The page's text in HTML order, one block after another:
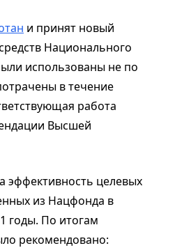
и принят новый
Национального
использованы не по
в течение
работа
Высшей
эффективность целевых
из Нацфонда в
годы. По итогам
рекомендовано: